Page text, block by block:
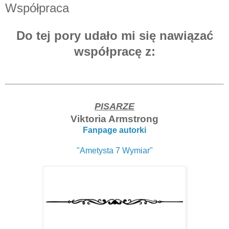
Współpraca
Do tej pory udało mi się nawiązać
współpracę z:
PISARZE
Viktoria Armstrong
Fanpage autorki
"Ametysta 7 Wymiar"